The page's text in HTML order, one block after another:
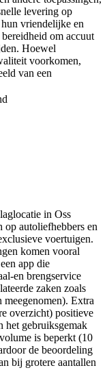
levering op
vriendelijke en
om accuut
Hoewel
voorkomen,
van een
in Oss
autoliefhebbers en
voertuigen.
komen vooral
app die
en brengservice
zaken zoals
meegenomen). Extra
overzicht) positieve
het gebruiksgemak
is beperkt (10
de beoordeling
bij grotere aantallen